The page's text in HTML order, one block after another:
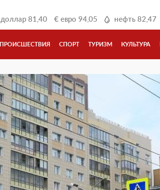
доллар 81,40 € евро 94,05 нефть 82,47
ПРОИСШЕСТВИЯ СПОРТ ТУРИЗМ КУЛЬТУРА